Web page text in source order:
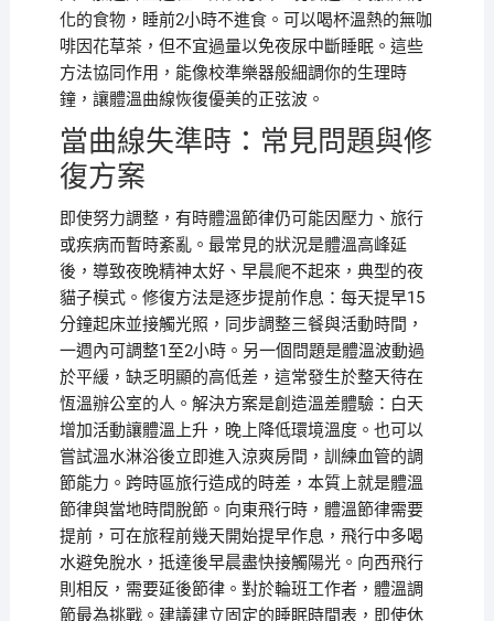
化的食物，睡前2小時不進食。可以喝杯溫熱的無咖
啡因花草茶，但不宜過量以免夜尿中斷睡眠。這些
方法協同作用，能像校準樂器般細調你的生理時
鐘，讓體溫曲線恢復優美的正弦波。
當曲線失準時：常見問題與修
復方案
即使努力調整，有時體溫節律仍可能因壓力、旅行
或疾病而暫時紊亂。最常見的狀況是體溫高峰延
後，導致夜晚精神太好、早晨爬不起來，典型的夜
貓子模式。修復方法是逐步提前作息：每天提早15
分鐘起床並接觸光照，同步調整三餐與活動時間，
一週內可調整1至2小時。另一個問題是體溫波動過
於平緩，缺乏明顯的高低差，這常發生於整天待在
恆溫辦公室的人。解決方案是創造溫差體驗：白天
增加活動讓體溫上升，晚上降低環境溫度。也可以
嘗試溫水淋浴後立即進入涼爽房間，訓練血管的調
節能力。跨時區旅行造成的時差，本質上就是體溫
節律與當地時間脫節。向東飛行時，體溫節律需要
提前，可在旅程前幾天開始提早作息，飛行中多喝
水避免脫水，抵達後早晨盡快接觸陽光。向西飛行
則相反，需要延後節律。對於輪班工作者，體溫調
節最為挑戰。建議建立固定的睡眠時間表，即使休